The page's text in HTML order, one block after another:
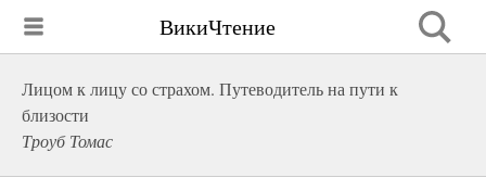
ВикиЧтение
Лицом к лицу со страхом. Путеводитель на пути к
близости
Троуб Томас